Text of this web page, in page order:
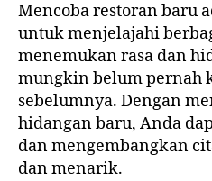
Mencoba restoran baru
untuk menjelajahi
menemukan rasa dan
mungkin belum pernah
sebelumnya. Dengan
hidangan baru, Anda
dan mengembangkan
dan menarik.